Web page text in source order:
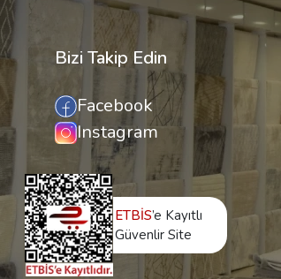
Bizi Takip Edin
Facebook
Instagram
ETBİS’e Kayıtlı
Güvenlir Site